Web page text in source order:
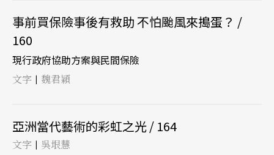
事前買保險事後有救助 不怕颱風來搗蛋？ /
160
現行政府協助方案與民間保險
文字 | 魏君穎
亞洲當代藝術的彩虹之光 / 164
文字 | 吳垠慧